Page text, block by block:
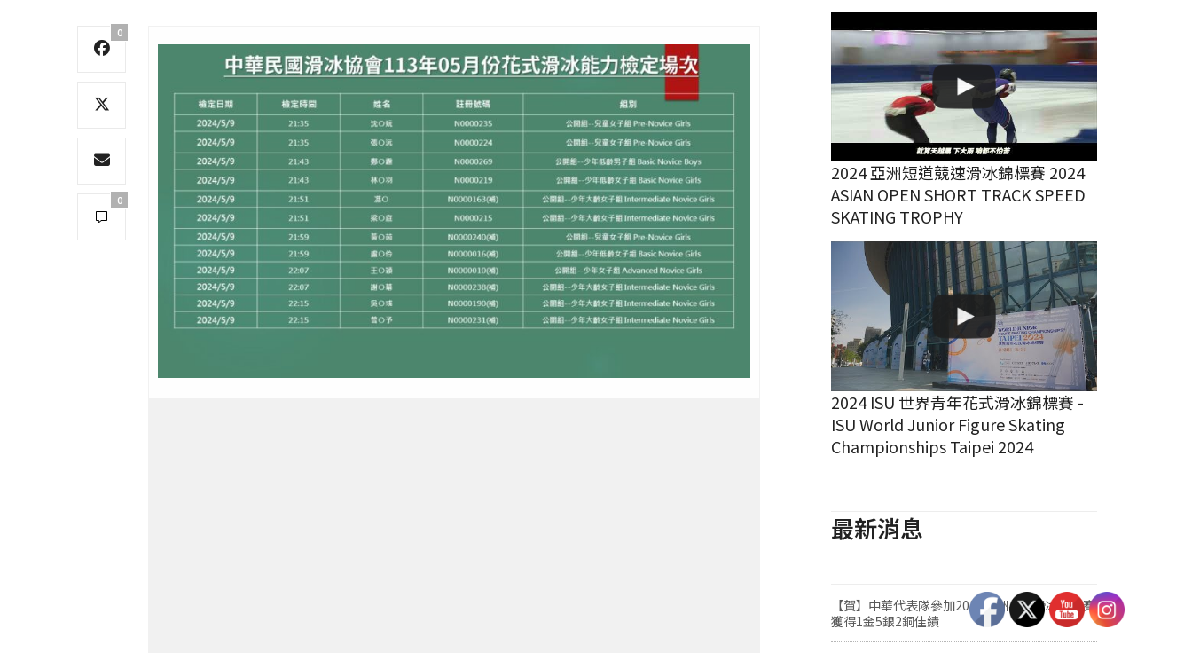
0
0
2024 亞洲短道競速滑冰錦標賽 2024
ASIAN OPEN SHORT TRACK SPEED
SKATING TROPHY
2024 ISU 世界青年花式滑冰錦標賽 -
ISU World Junior Figure Skating
Championships Taipei 2024
最新消息
【賀】中華代表隊參加2026亞洲花式滑冰錦標賽
獲得1金5銀2銅佳績